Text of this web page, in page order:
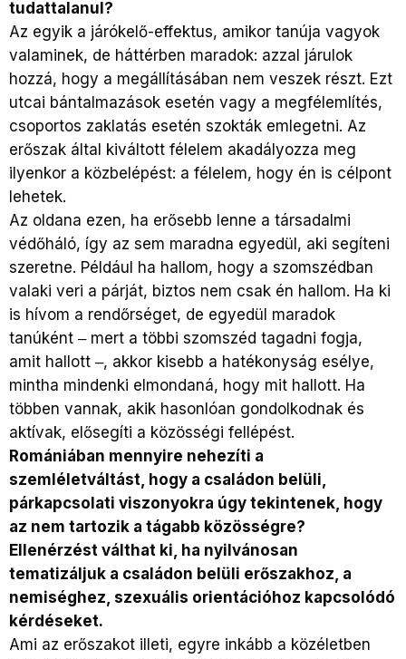
tudattalanul?
Az egyik a járókelő-effektus, amikor tanúja vagyok
valaminek, de háttérben maradok: azzal járulok
hozzá, hogy a megállításában nem veszek részt. Ezt
utcai bántalmazások esetén vagy a megfélemlítés,
csoportos zaklatás esetén szokták emlegetni. Az
erőszak által kiváltott félelem akadályozza meg
ilyenkor a közbelépést: a félelem, hogy én is célpont
lehetek.
Az oldana ezen, ha erősebb lenne a társadalmi
védőháló, így az sem maradna egyedül, aki segíteni
szeretne. Például ha hallom, hogy a szomszédban
valaki veri a párját, biztos nem csak én hallom. Ha ki
is hívom a rendőrséget, de egyedül maradok
tanúként ‒ mert a többi szomszéd tagadni fogja,
amit hallott ‒, akkor kisebb a hatékonyság esélye,
mintha mindenki elmondaná, hogy mit hallott. Ha
többen vannak, akik hasonlóan gondolkodnak és
aktívak, elősegíti a közösségi fellépést.
Romániában mennyire nehezíti a
szemléletváltást, hogy a családon belüli,
párkapcsolati viszonyokra úgy tekintenek, hogy
az nem tartozik a tágabb közösségre?
Ellenérzést válthat ki, ha nyilvánosan
tematizáljuk a családon belüli erőszakhoz, a
nemiséghez, szexuális orientációhoz kapcsolódó
kérdéseket.
Ami az erőszakot illeti, egyre inkább a közéletben